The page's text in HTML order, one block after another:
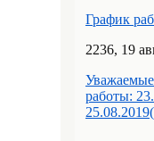
График
2236, 19
работы: